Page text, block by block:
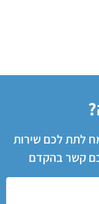
לתת לכם שירות
קשר בהקדם